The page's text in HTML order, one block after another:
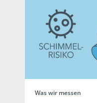
Was wir messen